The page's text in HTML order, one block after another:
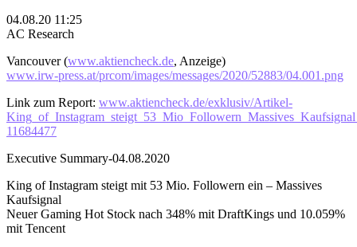
04.08.20 11:25
AC Research
Vancouver (www.aktiencheck.de, Anzeige)
www.irw-press.at/prcom/images/messages/2020/52883/04.001.png
Link zum Report: www.aktiencheck.de/exklusiv/Artikel-
11684477
Executive Summary-04.08.2020
King of Instagram steigt mit 53 Mio. Followern ein – Massives
Kaufsignal
Neuer Gaming Hot Stock nach 348% mit DraftKings und 10.059%
mit Tencent